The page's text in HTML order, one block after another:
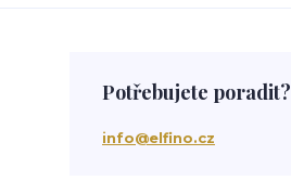
Potřebujete poradit?
info@elfino.cz